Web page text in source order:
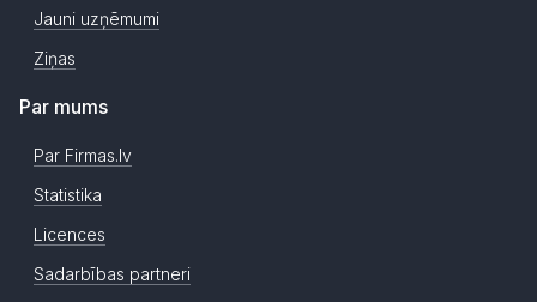
Jauni uzņēmumi
Ziņas
Par mums
Par Firmas.lv
Statistika
Licences
Sadarbības partneri